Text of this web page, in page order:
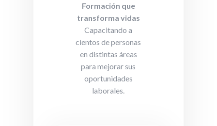
Formación que
transforma vidas
Capacitando a
cientos de personas
en distintas áreas
para mejorar sus
oportunidades
laborales.